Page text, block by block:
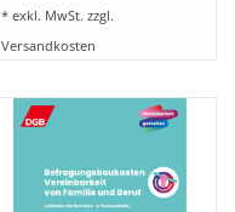
* exkl. MwSt. zzgl.
Versandkosten